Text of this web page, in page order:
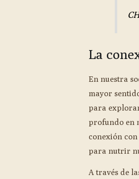
La
En nuestra
mayor
para
profundo en
conexión
para nutrir
A través de